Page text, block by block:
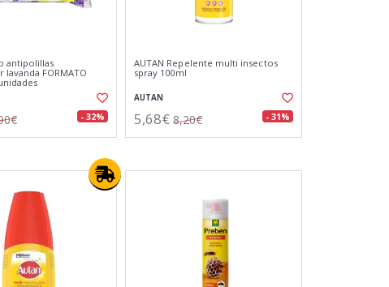
antipolillas
FORMATO
- 32%
AUTAN Repelente multi insectos
spray 100ml
AUTAN
5,68€ 8,20€ - 31%